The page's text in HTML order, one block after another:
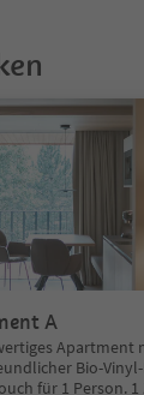
A
Apartment
Bio-
für 1 Person.